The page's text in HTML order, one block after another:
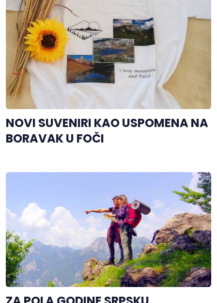
NOVI SUVENIRI KAO USPOMENA NA
BORAVAK U FOČI